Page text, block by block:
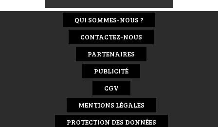
QUI SOMMES-NOUS ?
CONTACTEZ-NOUS
PARTENAIRES
PUBLICITÉ
CGV
MENTIONS LÉGALES
PROTECTION DES DONNÉES